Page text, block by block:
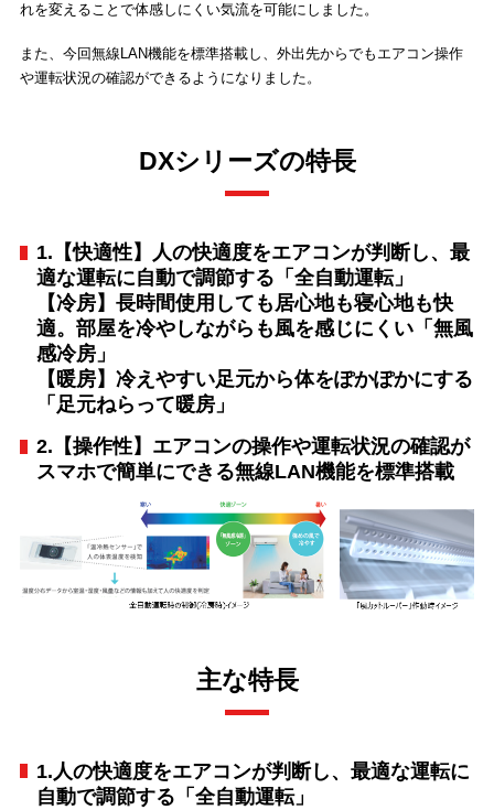
れを変えることで体感しにくい気流を可能にしました。
また、今回無線LAN機能を標準搭載し、外出先からでもエアコン操作
や運転状況の確認ができるようになりました。
DXシリーズの特長
1.【快適性】人の快適度をエアコンが判断し、最
適な運転に自動で調節する「全自動運転」
【冷房】長時間使用しても居心地も寝心地も快
適。部屋を冷やしながらも風を感じにくい「無風
感冷房」
【暖房】冷えやすい足元から体をぽかぽかにする
「足元ねらって暖房」
2.【操作性】エアコンの操作や運転状況の確認が
スマホで簡単にできる無線LAN機能を標準搭載
主な特長
1.人の快適度をエアコンが判断し、最適な運転に
自動で調節する「全自動運転」